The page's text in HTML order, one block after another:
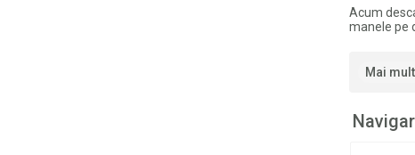
Acum
manele pe
Mai